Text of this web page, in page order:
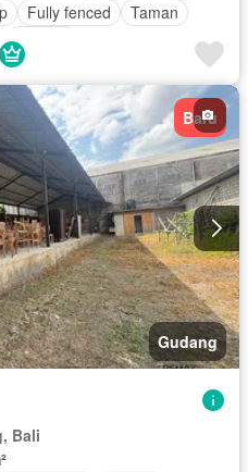
Fully fenced
Taman
Internet
Ruang kantor
Secure parking
Keamanan
Tanpa perabotan Baru
Gudang
Bali